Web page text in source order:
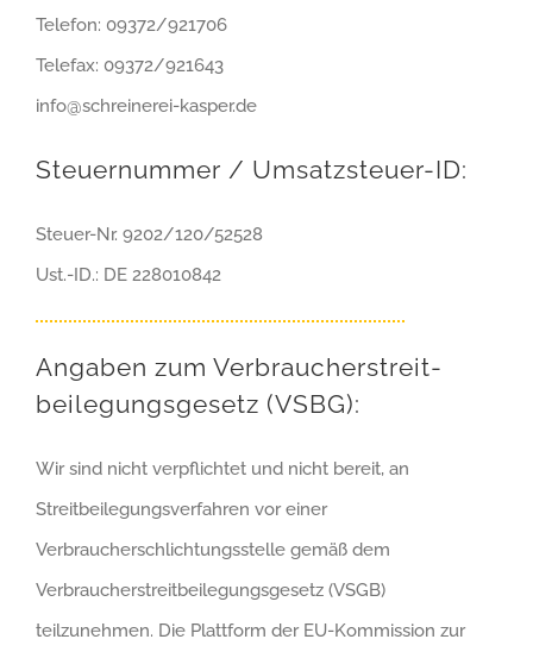
Telefon: 09372/921706
Telefax: 09372/921643
info@schreinerei-kasper.de
Steuernummer / Umsatzsteuer-ID:
Steuer-Nr. 9202/120/52528
Ust.-ID.: DE 228010842
Angaben zum Verbraucher­­streit­­
beilegungs­­gesetz (VSBG):
Wir sind nicht verpflichtet und nicht bereit, an
Streitbeilegungsverfahren vor einer
Verbraucherschlichtungsstelle gemäß dem
Verbraucher­streit­beilegungs­gesetz (VSGB)
teilzunehmen. Die Plattform der EU-Kommission zur